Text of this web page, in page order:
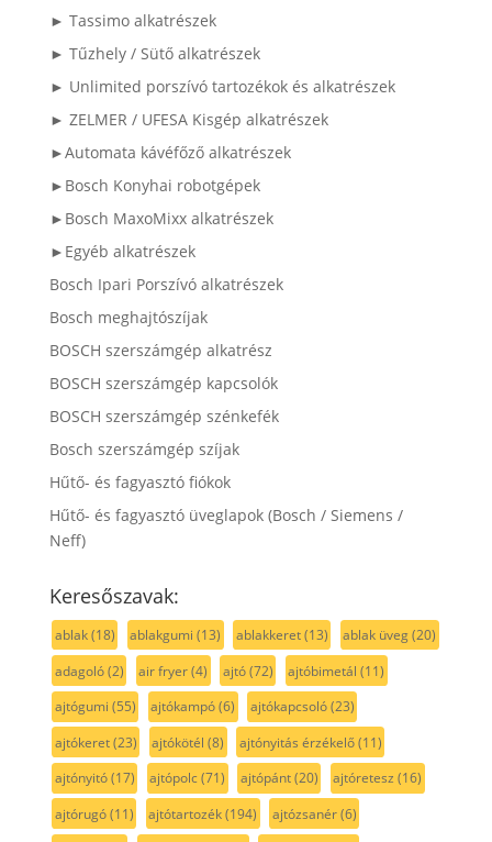
► Tassimo alkatrészek
► Tűzhely / Sütő alkatrészek
► Unlimited porszívó tartozékok és alkatrészek
► ZELMER / UFESA Kisgép alkatrészek
►Automata kávéfőző alkatrészek
►Bosch Konyhai robotgépek
►Bosch MaxoMixx alkatrészek
►Egyéb alkatrészek
Bosch Ipari Porszívó alkatrészek
Bosch meghajtószíjak
BOSCH szerszámgép alkatrész
BOSCH szerszámgép kapcsolók
BOSCH szerszámgép szénkefék
Bosch szerszámgép szíjak
Hűtő- és fagyasztó fiókok
Hűtő- és fagyasztó üveglapok (Bosch / Siemens /
Neff)
Keresőszavak:
ablak(18) ablakgumi (13) ablakkeret(13) ablak üveg(20)
adagoló(2) air fryer(4) ajtó(72) ajtóbimetál (11)
ajtógumi (55) ajtókampó(6) ajtókapcsoló(23)
ajtókeret(23) ajtókötél (8) ajtónyitás érzékelő(11)
ajtónyitó(17) ajtópolc(71) ajtópánt(20) ajtóretesz (16)
ajtórugó(11) ajtótartozék(194) ajtózsanér(6)